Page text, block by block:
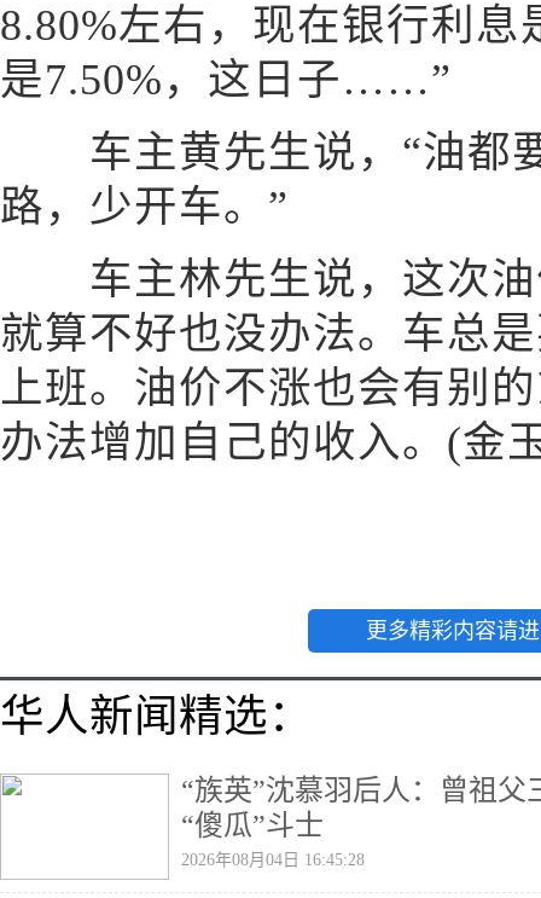
8.80%左右，现在银行利
是7.50%，这日子……”
车主黄先生说，“油都
路，少开车。”
车主林先生说，这次油
就算不好也没办法。车总
上班。油价不涨也会有别
办法增加自己的收入。(金
更多精彩内容请
华人新闻精选：
“族英”沈慕羽后人：曾祖
“傻瓜”斗士
2026年08月04日 16:45:28